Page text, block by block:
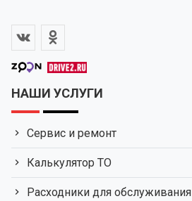
НАШИ УСЛУГИ
Сервис и ремонт
Калькулятор ТО
Расходники для обслуживания